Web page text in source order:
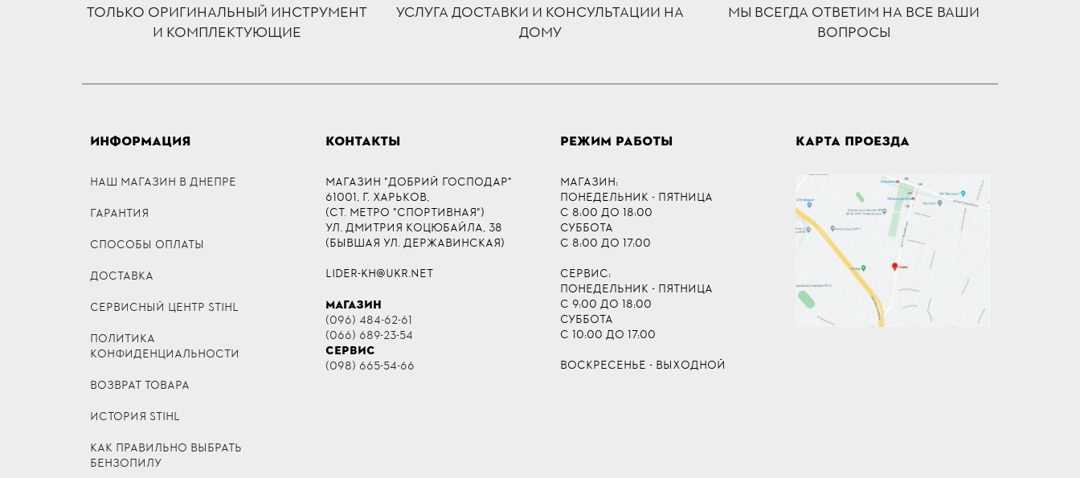
ТОЛЬКО ОРИГИНАЛЬНЫЙ ИНСТРУМЕНТ
И КОМПЛЕКТУЮЩИЕ
УСЛУГА ДОСТАВКИ И КОНСУЛЬТАЦИИ НА
ДОМУ
МЫ ВСЕГДА ОТВЕТИМ НА ВСЕ ВАШИ
ВОПРОСЫ
ИНФОРМАЦИЯ
НАШ МАГАЗИН В ДНЕПРЕ
ГАРАНТИЯ
СПОСОБЫ ОПЛАТЫ
ДОСТАВКА
СЕРВИСНЫЙ ЦЕНТР STIHL
ПОЛИТИКА
КОНФИДЕНЦИАЛЬНОСТИ
ВОЗВРАТ ТОВАРА
ИСТОРИЯ STIHL
КАК ПРАВИЛЬНО ВЫБРАТЬ
БЕНЗОПИЛУ
КОНТАКТЫ
МАГАЗИН "ДОБРИЙ ГОСПОДАР"
61001, Г. ХАРЬКОВ,
(СТ. МЕТРО "СПОРТИВНАЯ")
УЛ. ДМИТРИЯ КОЦЮБАЙЛА, 38
(БЫВШАЯ УЛ. ДЕРЖАВИНСКАЯ)
LIDER-KH@UKR.NET
МАГАЗИН
(096) 484-62-61
(066) 689-23-54
СЕРВИС
(098) 665-54-66
РЕЖИМ РАБОТЫ
МАГАЗИН:
ПОНЕДЕЛЬНИК - ПЯТНИЦА
С 8:00 ДО 18:00
СУББОТА
С 8:00 ДО 17:00
СЕРВИС:
ПОНЕДЕЛЬНИК - ПЯТНИЦА
С 9:00 ДО 18:00
СУББОТА
С 10:00 ДО 17:00
ВОСКРЕСЕНЬЕ - ВЫХОДНОЙ
КАРТА ПРОЕЗДА